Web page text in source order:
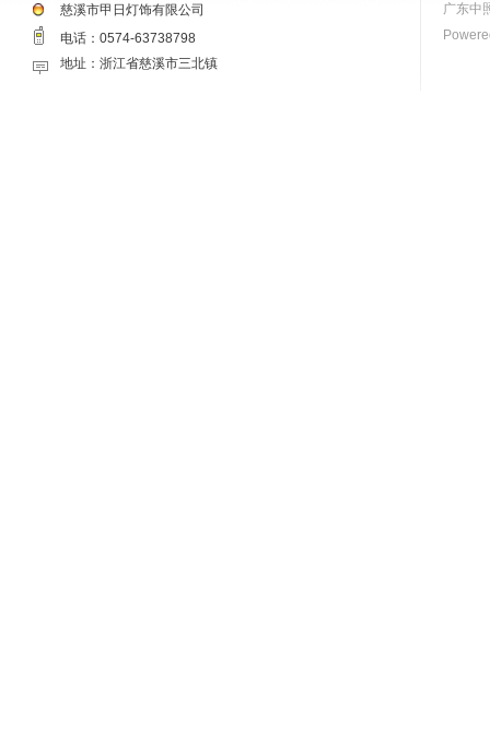
慈溪市甲日灯饰有限公司
电话：0574-63738798
地址：浙江省慈溪市三北镇
广东中